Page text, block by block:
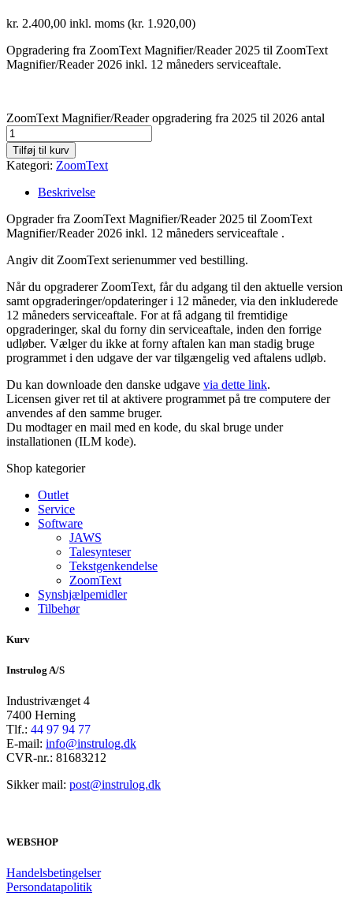
kr. 2.400,00 inkl. moms (kr. 1.920,00)
Opgradering fra ZoomText Magnifier/Reader 2025 til ZoomText
Magnifier/Reader 2026 inkl. 12 måneders serviceaftale.
ZoomText Magnifier/Reader opgradering fra 2025 til 2026 antal
Tilføj til kurv
Kategori: ZoomText
Beskrivelse
Opgrader fra ZoomText Magnifier/Reader 2025 til ZoomText
Magnifier/Reader 2026 inkl. 12 måneders serviceaftale .
Angiv dit ZoomText serienummer ved bestilling.
Når du opgraderer ZoomText, får du adgang til den aktuelle version
samt opgraderinger/opdateringer i 12 måneder, via den inkluderede
12 måneders serviceaftale. For at få adgang til fremtidige
opgraderinger, skal du forny din serviceaftale, inden den forrige
udløber. Vælger du ikke at forny aftalen kan man stadig bruge
programmet i den udgave der var tilgængelig ved aftalens udløb.
Du kan downloade den danske udgave via dette link.
Licensen giver ret til at aktivere programmet på tre computere der
anvendes af den samme bruger.
Du modtager en mail med en kode, du skal bruge under
installationen (ILM kode).
Shop kategorier
Outlet
Service
Software
JAWS
Talesynteser
Tekstgenkendelse
ZoomText
Synshjælpemidler
Tilbehør
Kurv
Instrulog A/S
Industrivænget 4
7400 Herning
Tlf.: 44 97 94 77
E-mail: info@instrulog.dk
CVR-nr.: 81683212
Sikker mail: post@instrulog.dk
WEBSHOP
Handelsbetingelser
Persondatapolitik